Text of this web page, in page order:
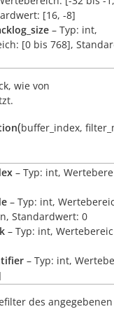
[16, -8]
– Typ: int,
[0 bis 768],
wie von
(buffer_index,
– Typ: int,
– Typ: int,
Standardwert: 0
– Typ: int,
– Typ: int,
des angegebenen